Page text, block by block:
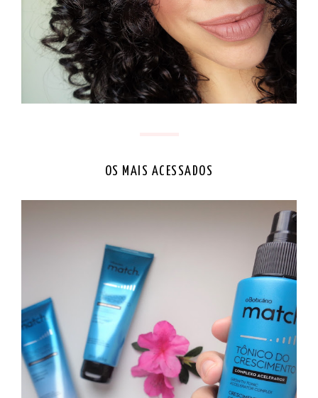
OS MAIS ACESSADOS